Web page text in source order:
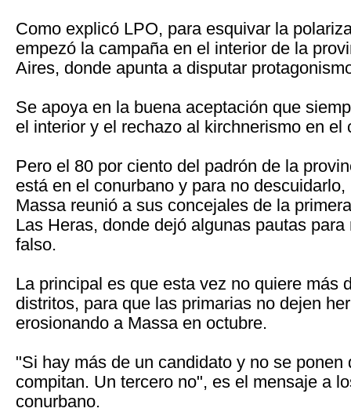
Como explicó LPO, para esquivar la
empezó la campaña en el interior de la
Aires, donde apunta a disputar
Se apoya en la buena aceptación que
el interior y el rechazo al kirchnerismo en el
Pero el 80 por ciento del padrón de la
está en el conurbano y para no
Massa reunió a sus concejales de la
Las Heras, donde dejó algunas pautas
falso.
La principal es que esta vez no quiere más
distritos, para que las primarias no dejen
erosionando a Massa en octubre.
"Si hay más de un candidato y no se ponen
compitan. Un tercero no", es el mensaje a
conurbano.